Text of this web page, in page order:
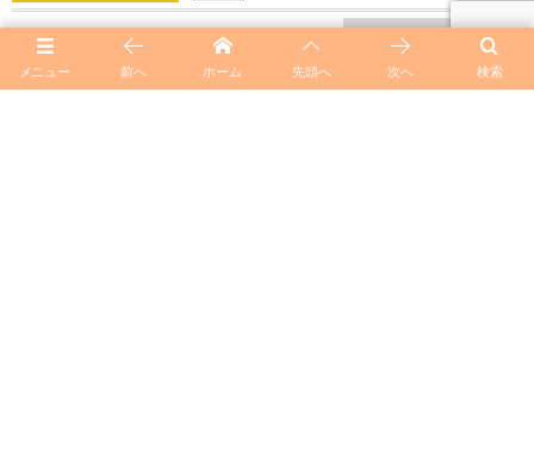
heemory_subの記事一覧
メニュー 検索
前へ ホーム 先頭へ 次へ